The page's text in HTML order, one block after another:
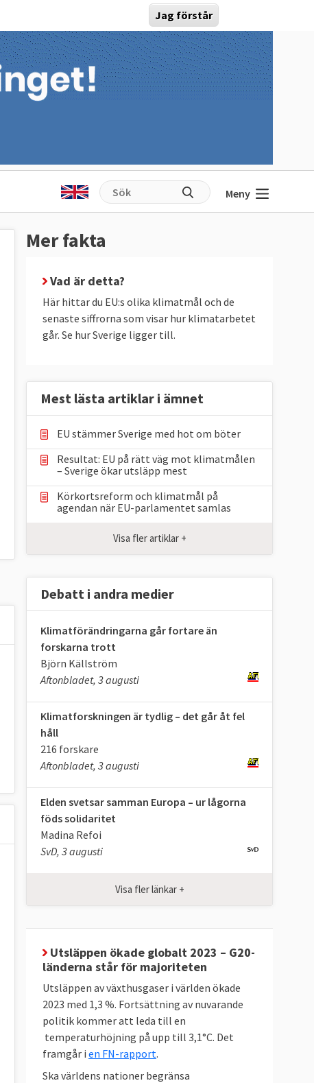
Jag förstår
Meny
Mer fakta
Vad är detta?
Här hittar du EU:s olika klimatmål och de
senaste siffrorna som visar hur klimatarbetet
går. Se hur Sverige ligger till.
Mest lästa artiklar i ämnet
EU stämmer Sverige med hot om böter
Resultat: EU på rätt väg mot klimatmålen
– Sverige ökar utsläpp mest
Körkortsreform och klimatmål på
agendan när EU-parlamentet samlas
Visa fler artiklar +
Debatt i andra medier
Klimatförändringarna går fortare än
forskarna trott
Björn Källström
Aftonbladet, 3 augusti
Klimatforskningen är tydlig – det går åt fel
håll
216 forskare
Aftonbladet, 3 augusti
Elden svetsar samman Europa – ur lågorna
föds solidaritet
Madina Refoi
SvD, 3 augusti
Visa fler länkar +
Utsläppen ökade globalt 2023 – G20-
länderna står för majoriteten
Utsläppen av växthusgaser i världen ökade
2023 med 1,3 %. Fortsättning av nuvarande
politik kommer att leda till en
temperaturhöjning på upp till 3,1°C. Det
framgår i en FN-rapport.
Ska världens nationer begränsa